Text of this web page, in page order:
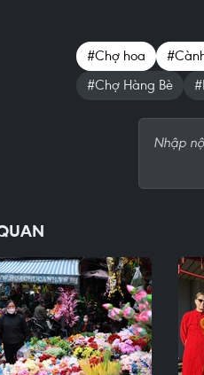
#Chợ hoa
#Chợ Hàng Bè